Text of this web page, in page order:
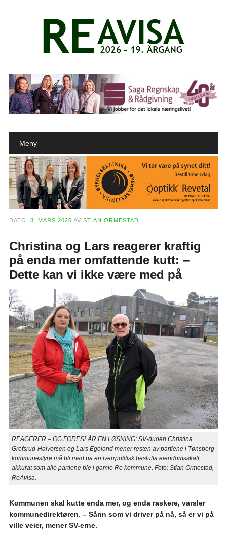
Main menu
Meny
DATO: 8. MARS 2025 AV STIAN ORMESTAD
Christina og Lars reagerer kraftig
på enda mer omfattende kutt: –
Dette kan vi ikke være med på
REAGERER – OG FORESLÅR EN LØSNING: SV-duoen Christina
Grefsrud-Halvorsen og Lars Egeland mener resten av partiene i Tønsberg
kommunestyre må bli med på en tverrpolitisk beslutta eiendomsskatt,
akkurat som alle partiene ble i gamle Re kommune. Foto: Stian Ormestad,
ReAvisa.
Kommunen skal kutte enda mer, og enda raskere, varsler
kommunedirektøren. – Sånn som vi driver på nå, så er vi på
ville veier, mener SV-erne.